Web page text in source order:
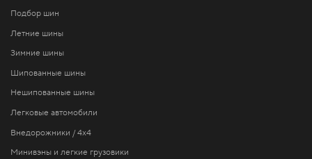
Подбор шин
Летние шины
Зимние шины
Шипованные шины
Нешипованные шины
Легковые автомобили
Внедорожники / 4x4
Минивэны и легкие грузовики